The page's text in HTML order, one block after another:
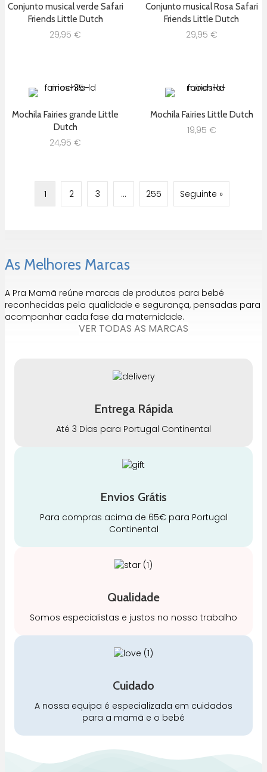
Conjunto musical verde Safari
Friends Little Dutch
29,95 €
Conjunto musical Rosa Safari
Friends Little Dutch
29,95 €
Mochila Fairies grande Little
Dutch
24,95 €
Mochila Fairies Little Dutch
19,95 €
1 2 3 … 255 Seguinte »
As Melhores Marcas
A Pra Mamã reúne marcas de produtos para bebé
reconhecidas pela qualidade e segurança, pensadas para
acompanhar cada fase da maternidade.
VER TODAS AS MARCAS
Entrega Rápida
Até 3 Dias para Portugal Continental
Envios Grátis
Para compras acima de 65€ para Portugal
Continental
Qualidade
Somos especialistas e justos no nosso trabalho
Cuidado
A nossa equipa é especializada em cuidados
para a mamã e o bebé